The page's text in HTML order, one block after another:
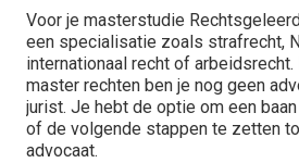
Voor je masterstudie
een specialisatie zoals strafrecht,
internationaal recht of arbeidsrecht.
master rechten ben je nog geen
jurist. Je hebt de optie om een
of de volgende stappen te zetten
advocaat.